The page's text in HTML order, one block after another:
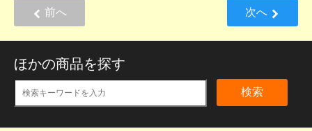
前へ 次へ
ほかの商品を探す
検索